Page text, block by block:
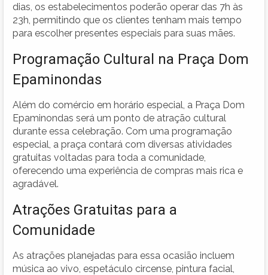
dias, os estabelecimentos poderão operar das 7h às
23h, permitindo que os clientes tenham mais tempo
para escolher presentes especiais para suas mães.
Programação Cultural na Praça Dom
Epaminondas
Além do comércio em horário especial, a Praça Dom
Epaminondas será um ponto de atração cultural
durante essa celebração. Com uma programação
especial, a praça contará com diversas atividades
gratuitas voltadas para toda a comunidade,
oferecendo uma experiência de compras mais rica e
agradável.
Atrações Gratuitas para a
Comunidade
As atrações planejadas para essa ocasião incluem
música ao vivo, espetáculo circense, pintura facial,